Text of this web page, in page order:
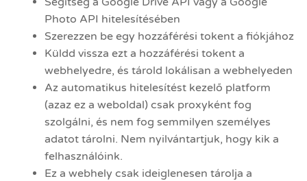
Photo API hitelesítésében
Szerezzen be egy hozzáférési tokent a fiókjához
Küldd vissza ezt a hozzáférési tokent a
webhelyedre, és tárold lokálisan a webhelyeden
Az automatikus hitelesítést kezelő platform
(azaz ez a weboldal) csak proxyként fog
szolgálni, és nem fog semmilyen személyes
adatot tárolni. Nem nyilvántartjuk, hogy kik a
felhasználóink.
Ez a webhely csak ideiglenesen tárolja a